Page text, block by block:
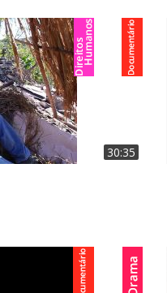
30:35